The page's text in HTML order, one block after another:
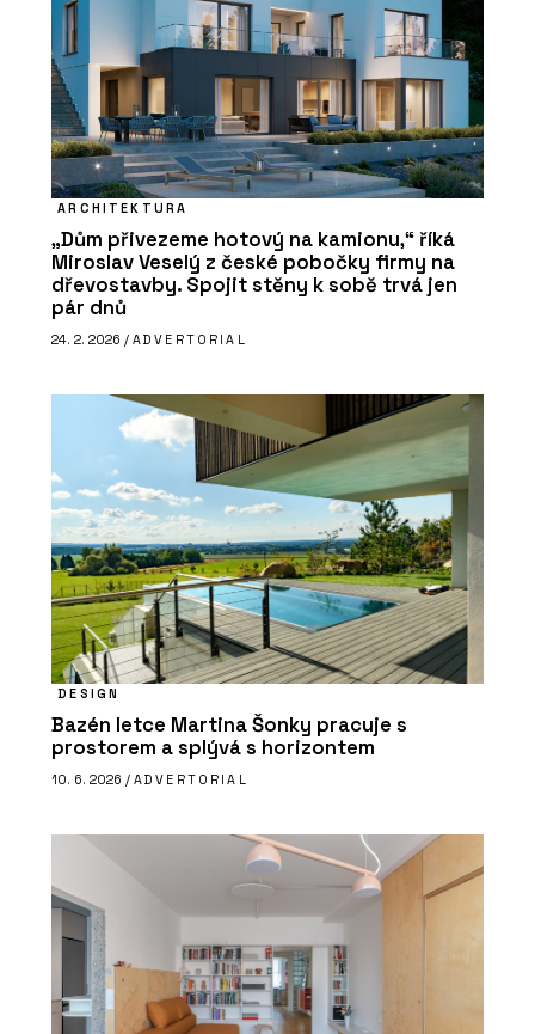
ARCHITEKTURA
„Dům přivezeme hotový na kamionu,“ říká
Miroslav Veselý z české pobočky firmy na
dřevostavby. Spojit stěny k sobě trvá jen
pár dnů
24. 2. 2026 / ADVERTORIAL
DESIGN
Bazén letce Martina Šonky pracuje s
prostorem a splývá s horizontem
10. 6. 2026 / ADVERTORIAL